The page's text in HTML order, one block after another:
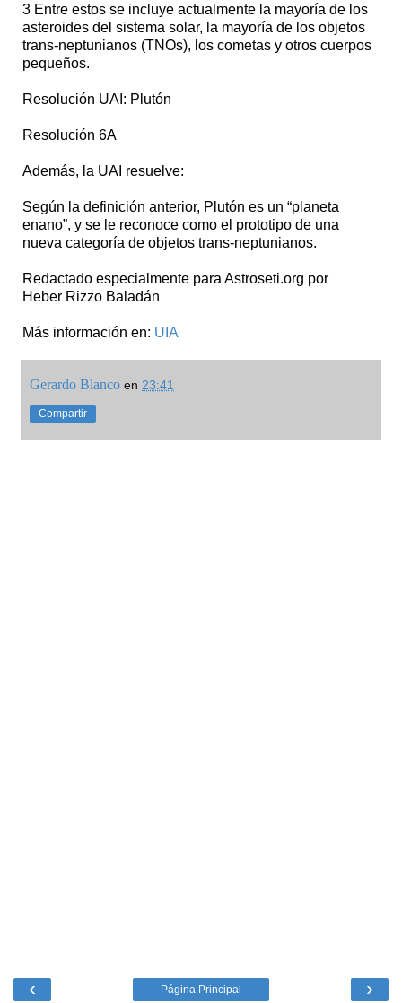
3 Entre estos se incluye actualmente la mayoría de los
asteroides del sistema solar, la mayoría de los objetos
trans-neptunianos (TNOs), los cometas y otros cuerpos
pequeños.
Resolución UAI: Plutón
Resolución 6A
Además, la UAI resuelve:
Según la definición anterior, Plutón es un “planeta
enano”, y se le reconoce como el prototipo de una
nueva categoría de objetos trans-neptunianos.
Redactado especialmente para Astroseti.org por
Heber Rizzo Baladán
Más información en: UIA
Gerardo Blanco en 23:41
Compartir
‹ ›
Página Principal